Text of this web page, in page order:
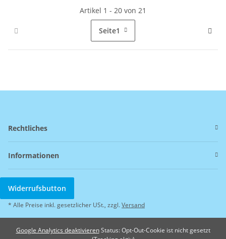
Artikel 1 - 20 von 21
Seite1
Rechtliches
Informationen
Widerrufsbutton
* Alle Preise inkl. gesetzlicher USt., zzgl.Versand
Google Analytics deaktivieren Status: Opt-Out-Cookie ist nicht gesetzt